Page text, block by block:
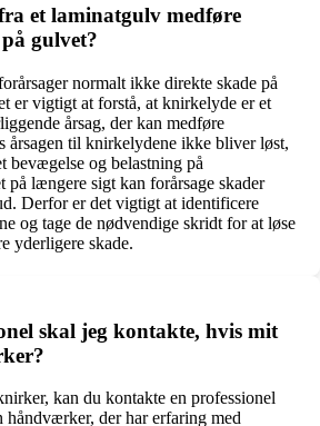
et laminatgulv medføre
gulvet?
normalt ikke direkte skade på
er vigtigt at forstå, at knirkelyde er et
årsag, der kan medføre
årsagen til knirkelydene ikke bliver løst,
bevægelse og belastning på
på længere sigt kan forårsage skader
Derfor er det vigtigt at identificere
og tage de nødvendige skridt for at løse
yderligere skade.
skal jeg kontakte, hvis mit
kan du kontakte en professionel
håndværker, der har erfaring med